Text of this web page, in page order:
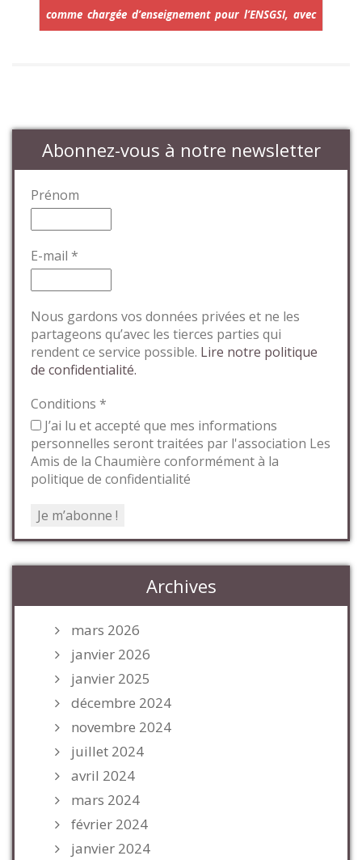
comme chargée d’enseignement pour l’ENSGSI, avec
étudiants de l’INsic à Saint-Diéet de Polytech à Nancy.
Abonnez-vous à notre newsletter
Prénom
E-mail *
Nous gardons vos données privées et ne les
partageons qu’avec les tierces parties qui
rendent ce service possible. Lire notre politique
de confidentialité.
Conditions *
J’ai lu et accepté que mes informations
personnelles seront traitées par l'association Les
Amis de la Chaumière conformément à la
politique de confidentialité
Archives
mars 2026
janvier 2026
janvier 2025
décembre 2024
novembre 2024
juillet 2024
avril 2024
mars 2024
février 2024
janvier 2024